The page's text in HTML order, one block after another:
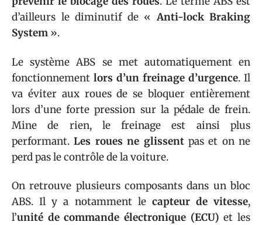
d’ailleurs le diminutif de «Anti-lock Braking
System ».
Le système ABS se met automatiquement en
fonctionnement lors d’un freinage d’urgence. Il
va éviter aux roues de se bloquer entièrement
lors d’une forte pression sur la pédale de frein.
Mine de rien, le freinage est ainsi plus
performant.Les roues ne glissentpas et on ne
perd pas le contrôle de la voiture.
On retrouve plusieurs composants dans un bloc
ABS. Il y a notamment le capteur de vitesse,
l’unité de commande électronique (ECU) et les